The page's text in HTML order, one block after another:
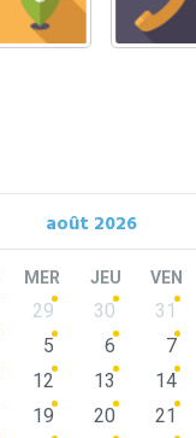
août 2026
MER JEU VEN
29 30 31
5 6 7
12 13 14
19 20 21